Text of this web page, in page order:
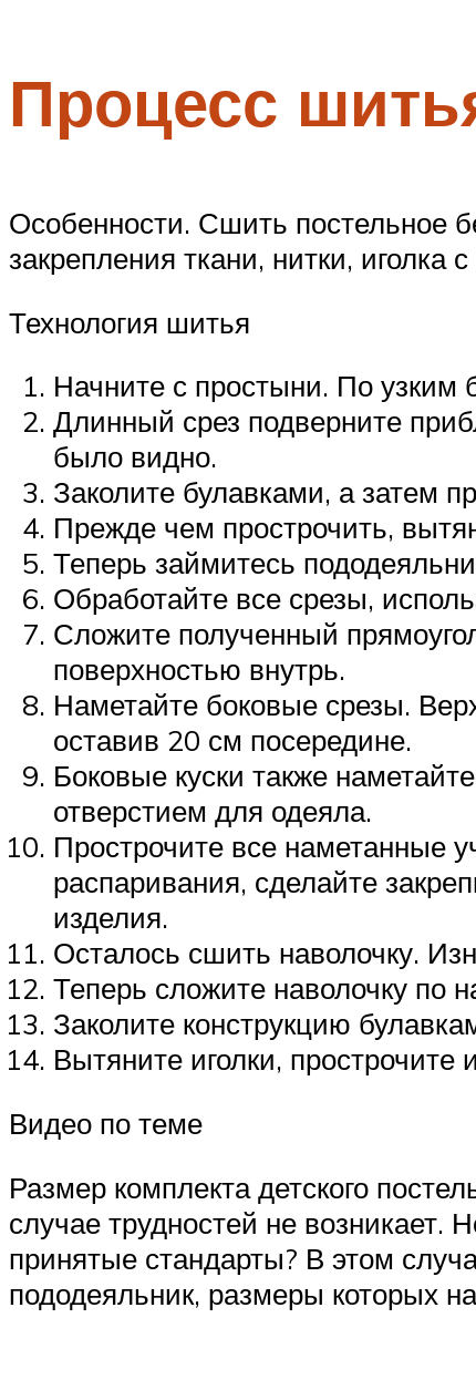
Процесс
Особенности. Сшить постельное
закрепления ткани, нитки,
Технология шитья
Начните с простыни. По узким
Длинный срез подверните
было видно.
Заколите булавками, а затем
Прежде чем прострочить,
Теперь займитесь
Обработайте все срезы,
Сложите полученный
поверхностью внутрь.
Наметайте боковые срезы.
оставив 20 см посередине.
Боковые куски также
отверстием для одеяла.
Прострочите все наметанные
распаривания, сделайте
изделия.
Осталось сшить наволочку.
Теперь сложите наволочку по
Заколите конструкцию
Вытяните иголки, прострочите
Видео по теме
Размер комплекта детского
случае трудностей не
принятые стандарты? В этом
пододеяльник, размеры которых